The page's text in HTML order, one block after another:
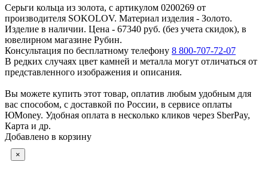
Серьги кольца из золота, с артикулом 0200269 от
производителя SOKOLOV. Материал изделия - Золото.
Изделие в наличии. Цена - 67340 руб. (без учета скидок), в
ювелирном магазине Рубин.
Консультация по бесплатному телефону 8 800-707-72-07
В редких случаях цвет камней и металла могут отличаться от
представленного изображения и описания.
Вы можете купить этот товар, оплатив любым удобным для
вас способом, с доставкой по России, в сервисе оплаты
ЮMoney. Удобная оплата в несколько кликов через SberPay,
Карта и др.
Добавлено в корзину
×